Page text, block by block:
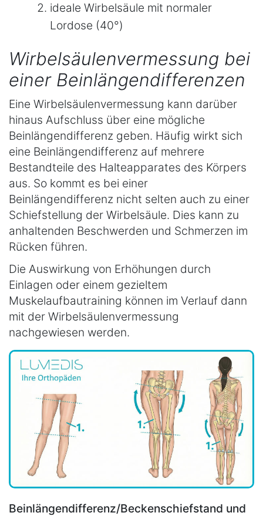
ideale Wirbelsäule mit normaler
Lordose (40°)
Wirbelsäulenvermessung bei
einer Beinlängendifferenzen
Eine Wirbelsäulenvermessung kann darüber
hinaus Aufschluss über eine mögliche
Beinlängendifferenz geben. Häufig wirkt sich
eine Beinlängendifferenz auf mehrere
Bestandteile des Halteapparates des Körpers
aus. So kommt es bei einer
Beinlängendifferenz nicht selten auch zu einer
Schiefstellung der Wirbelsäule. Dies kann zu
anhaltenden Beschwerden und Schmerzen im
Rücken führen.
Die Auswirkung von Erhöhungen durch
Einlagen oder einem gezieltem
Muskelaufbautraining können im Verlauf dann
mit der Wirbelsäulenvermessung
nachgewiesen werden.
Beinlängendifferenz/Beckenschiefstand und